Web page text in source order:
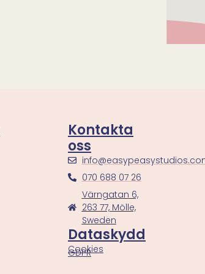
Kontakta
oss
070 688 07 26
Värngatan 6,
263 77, Mölle,
Sweden
Dataskydd
Cookies
GDPR